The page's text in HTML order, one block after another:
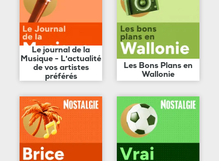
Le journal de la
Musique - L'actualité
de vos artistes
préférés
Les Bons Plans en
Wallonie